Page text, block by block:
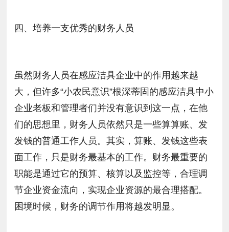
四、培养一支优秀的财务人员
虽然财务人员在感应洁具企业中的作用越来越
大，但许多“小农民意识”根深蒂固的感应洁具中小
企业老板和管理者们并没有意识到这一点，在他
们的思想里，财务人员依然只是一些算算账、发
发钱的普通工作人员。其实，算账、发钱这些表
面工作，只是财务最基本的工作。财务最重要的
职能是通过它的预算、核算以及监控等，合理调
节企业资金流向，实现企业资源的最合理搭配。
困境时候，财务的调节作用将越发明显。